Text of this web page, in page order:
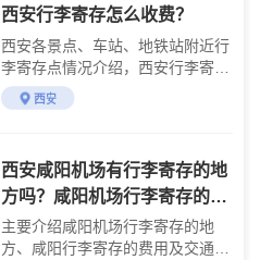
西安行李寄存怎么收费？
西安各景点、车站、地铁站附近行
李寄存点情况介绍，西安行李寄存
点收费标准介绍
西安
西安咸阳机场有行李寄存的地
方吗？咸阳机场行李寄存的位
置费用
主要介绍咸阳机场行李寄存的地
方、咸阳行李寄存的费用及交通攻